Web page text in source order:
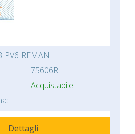
PV6-REMAN
75606R
Acquistabile
-
Dettagli